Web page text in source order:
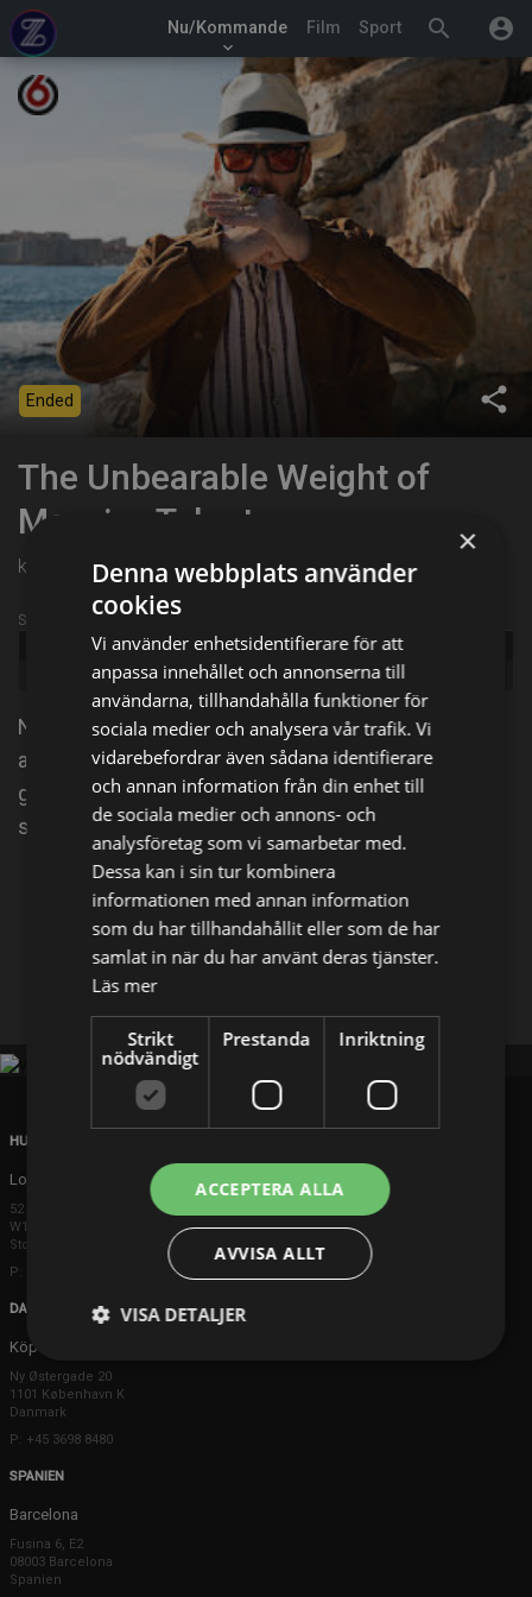
search account_circle
Nu/Kommande
keyboard_arrow_down
Film Sport
share
Ended
The Unbearable Weight of
Massive Talent
kl. 23:15 på TV6
Sändningsinformation
Publicerad: 2022
Komedi
Nick Cage, som är på gränsen till personlig konkurs,
accepterar ett erbjudande på en miljon dollar för att
gå på en kriminell fanatikers födelsedagsfest - som
snart tar en oväntad vändning...
E-postadress
HUVUDKONTOR
London
52 Brook Street
W1K 5DS London
Storbritannien
P: +44 203 608 8181
DANMARK
Köpenhamn
Ny Østergade 20
1101 København K
Danmark
P: +45 3698 8480
SPANIEN
Barcelona
Fusina 6, E2
08003 Barcelona
Spanien
×
Denna webbplats använder
cookies
Vi använder enhetsidentifierare för att
anpassa innehållet och annonserna till
användarna, tillhandahålla funktioner för
sociala medier och analysera vår trafik. Vi
vidarebefordrar även sådana identifierare
och annan information från din enhet till
de sociala medier och annons- och
analysföretag som vi samarbetar med.
Dessa kan i sin tur kombinera
informationen med annan information
som du har tillhandahållit eller som de har
samlat in när du har använt deras tjänster.
Läs mer
Strikt
nödvändigt
Prestanda Inriktning
ACCEPTERA ALLA
AVVISA ALLT
VISA DETALJER